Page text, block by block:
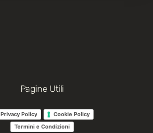
Pagine Utili
Privacy Policy
Cookie Policy
Termini e Condizioni